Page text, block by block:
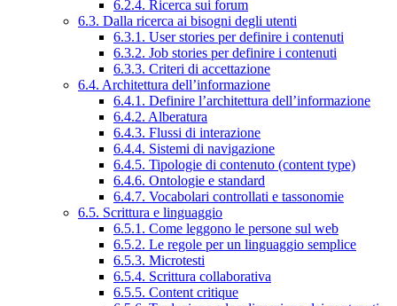
6.2.4. Ricerca sui forum
6.3. Dalla ricerca ai bisogni degli utenti
6.3.1. User stories per definire i contenuti
6.3.2. Job stories per definire i contenuti
6.3.3. Criteri di accettazione
6.4. Architettura dell’informazione
6.4.1. Definire l’architettura dell’informazione
6.4.2. Alberatura
6.4.3. Flussi di interazione
6.4.4. Sistemi di navigazione
6.4.5. Tipologie di contenuto (content type)
6.4.6. Ontologie e standard
6.4.7. Vocabolari controllati e tassonomie
6.5. Scrittura e linguaggio
6.5.1. Come leggono le persone sul web
6.5.2. Le regole per un linguaggio semplice
6.5.3. Microtesti
6.5.4. Scrittura collaborativa
6.5.5. Content critique